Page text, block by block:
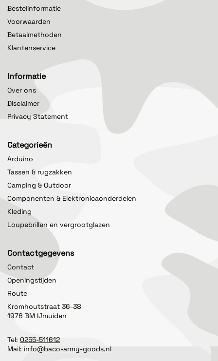
Bestelinformatie
Voorwaarden
Betaalmethoden
Klantenservice
Informatie
Over ons
Disclaimer
Privacy Statement
Categorieën
Arduino
Tassen & rugzakken
Camping & Outdoor
Componenten & Elektronicaonderdelen
Kleding
Loupebrillen en vergrootglazen
Contactgegevens
Contact
Openingstijden
Route
Kromhoutstraat 36-38
1976 BM IJmuiden
Tel: 0255-511612
Mail: info@baco-army-goods.nl